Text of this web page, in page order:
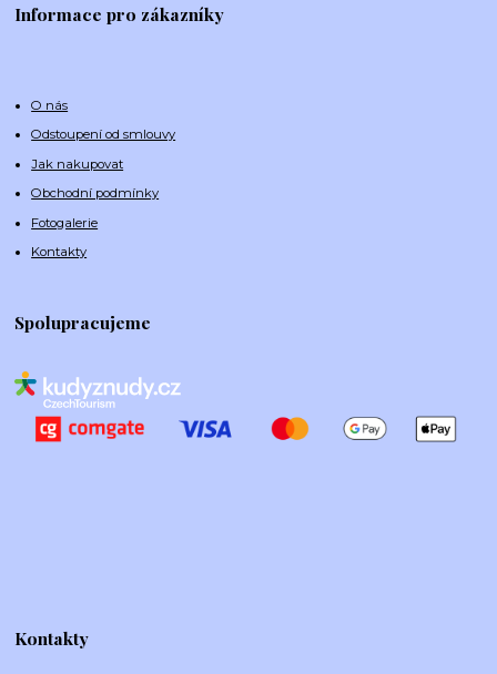
Informace pro zákazníky
O nás
Odstoupení od smlouvy
Jak nakupovat
Obchodní podmínky
Fotogalerie
Kontakty
Spolupracujeme
Kontakty